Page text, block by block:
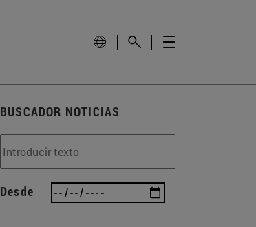
BUSCADOR NOTICIAS
Desde